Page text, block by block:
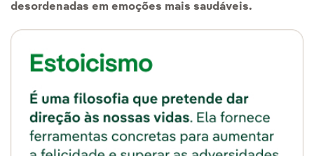
desordenadas em emoções mais saudáveis.